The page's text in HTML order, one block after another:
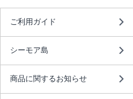
ご利用ガイド
シーモア島
商品に関するお知らせ